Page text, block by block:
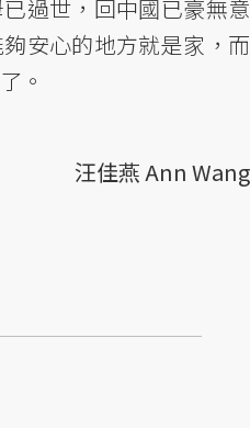
過世，回中國已豪無意
安心的地方就是家，而
。
汪佳燕 Ann Wang